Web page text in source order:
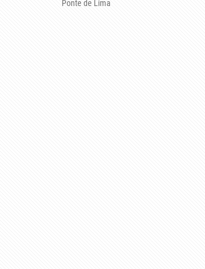
Ponte de Lima